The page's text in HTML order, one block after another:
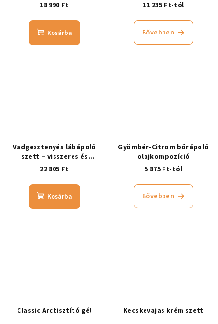
18 990 Ft
Kosárba
11 235 Ft-tól
Bővebben
Vadgesztenyés lábápoló
szett – visszeres és
duzzadt lábakra
22 805 Ft
Kosárba
Gyömbér-Citrom bőrápoló
olajkompozíció
5 875 Ft-tól
Bővebben
Classic Arctisztító gél Kecskevajas krém szett